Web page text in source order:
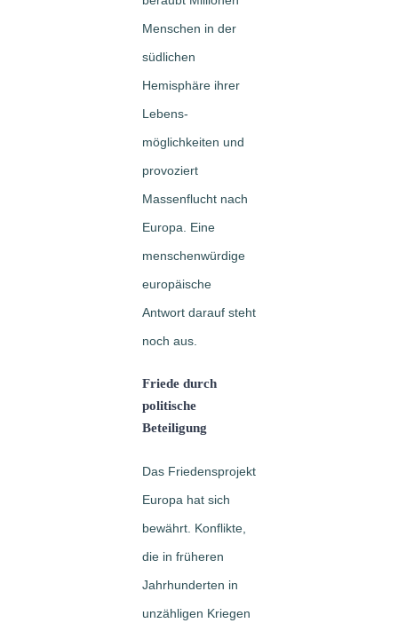
Menschen in der
südlichen
Hemisphäre ihrer
Lebens-
möglichkeiten und
provoziert
Massenflucht nach
Europa. Eine
menschenwürdige
europäische
Antwort darauf steht
noch aus.
Friede durch
politische
Beteiligung
Das Friedensprojekt
Europa hat sich
bewährt. Konflikte,
die in früheren
Jahrhunderten in
unzähligen Kriegen